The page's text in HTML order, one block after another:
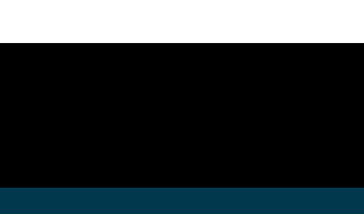
folclóricos, paseo de comparsas,
con un menú de maridaje de platos locales con